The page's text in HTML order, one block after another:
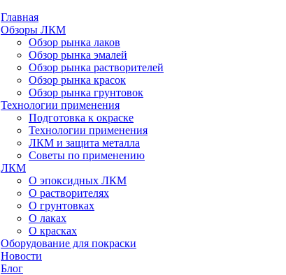
Главная
Обзоры ЛКМ
Обзор рынка лаков
Обзор рынка эмалей
Обзор рынка растворителей
Обзор рынка красок
Обзор рынка грунтовок
Технологии применения
Подготовка к окраске
Технологии применения
ЛКМ и защита металла
Советы по применению
ЛКМ
О эпоксидных ЛКМ
О растворителях
О грунтовках
О лаках
О красках
Оборудование для покраски
Новости
Блог